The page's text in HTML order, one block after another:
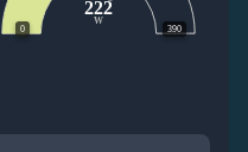
0 390
222
W